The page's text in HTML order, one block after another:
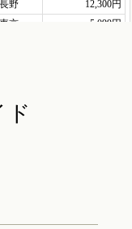
ド